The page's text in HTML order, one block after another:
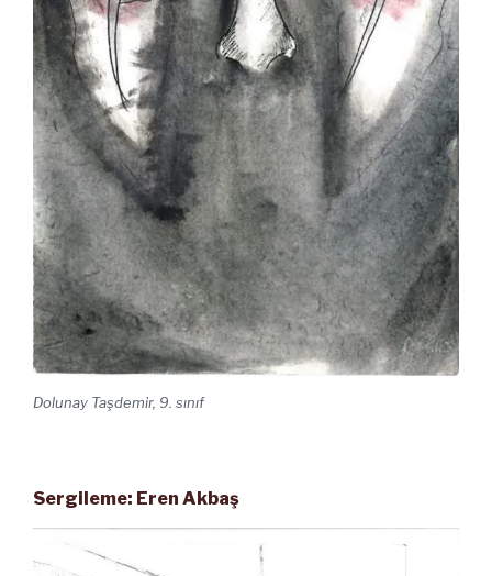
Dolunay Taşdemir, 9. sınıf
Sergileme: Eren Akbaş